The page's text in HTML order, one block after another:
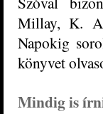
Millay, K. A.
Napokig
könyvet
Mindig is